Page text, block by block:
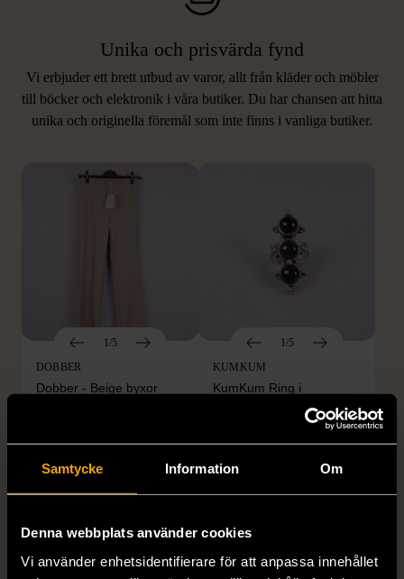
Samtycke Information Om
Denna webbplats använder cookies
Vi använder enhetsidentifierare för att anpassa innehållet
Unika och prisvärda fynd
Vi erbjuder ett brett utbud av varor, allt från kläder och möbler
till böcker och elektronik i våra butiker. Du har chansen att hitta
unika och originella föremål som inte finns i vanliga butiker.
LIKNANDE PRODUKTER
Hitta produkter som påminner om denna
1/5
DOBBER
Dobber - Beige byxor
179 kr
1/5
KUMKUM
KumKum Ring i
sterlingsilver med svarta
399 kr